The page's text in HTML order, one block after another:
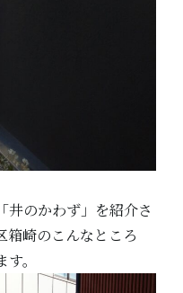
井のかわず」を紹介さ
箱崎のこんなところ
。